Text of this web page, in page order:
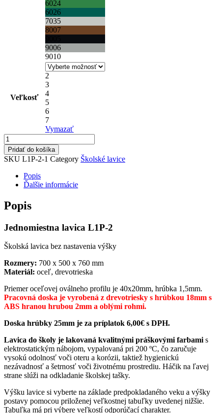
6024
6026
7035
8007
9006
9010
Veľkosť
2
3
4
5
6
7
Vymazať
množstvo
Set
jednomiestna
lavica
L1P-
stoličkou
SPP-
(nenastaviteľný)
Pridať do košíka
SKU L1P-2-1 Category Školské lavice
Popis
Ďalšie informácie
Popis
Jednomiestna lavica L1P-2
Školská lavica bez nastavenia výšky
Rozmery: 700 x 500 x 760 mm
Materiál: oceľ, drevotrieska
Priemer oceľovej oválneho profilu je 40x20mm, hrúbka 1,5mm.
Pracovná doska je vyrobená z drevotriesky s hrúbkou 18mm s
ABS hranou hrubou 2mm a oblými rohmi.
Doska hrúbky 25mm je za príplatok 6,00€ s DPH.
Lavica do školy je lakovaná kvalitnými práškovými farbami s
elektrostatickým nábojom, vypalovaná pri 200 ºC, čo zaručuje
vysokú odolnosť voči oteru a korózii, taktiež hygienickú
nezávadnosť a šetrnosť voči životnému prostrediu. Háčik na ľavej
strane slúži na odkladanie školskej tašky.
Výšku lavice si vyberte na základe predpokladaného veku a výšky
postavy pomocou priloženej veľkostnej tabuľky uvedenej nižšie.
Tabuľka má pri výbere veľkostí odporúčací charakter.